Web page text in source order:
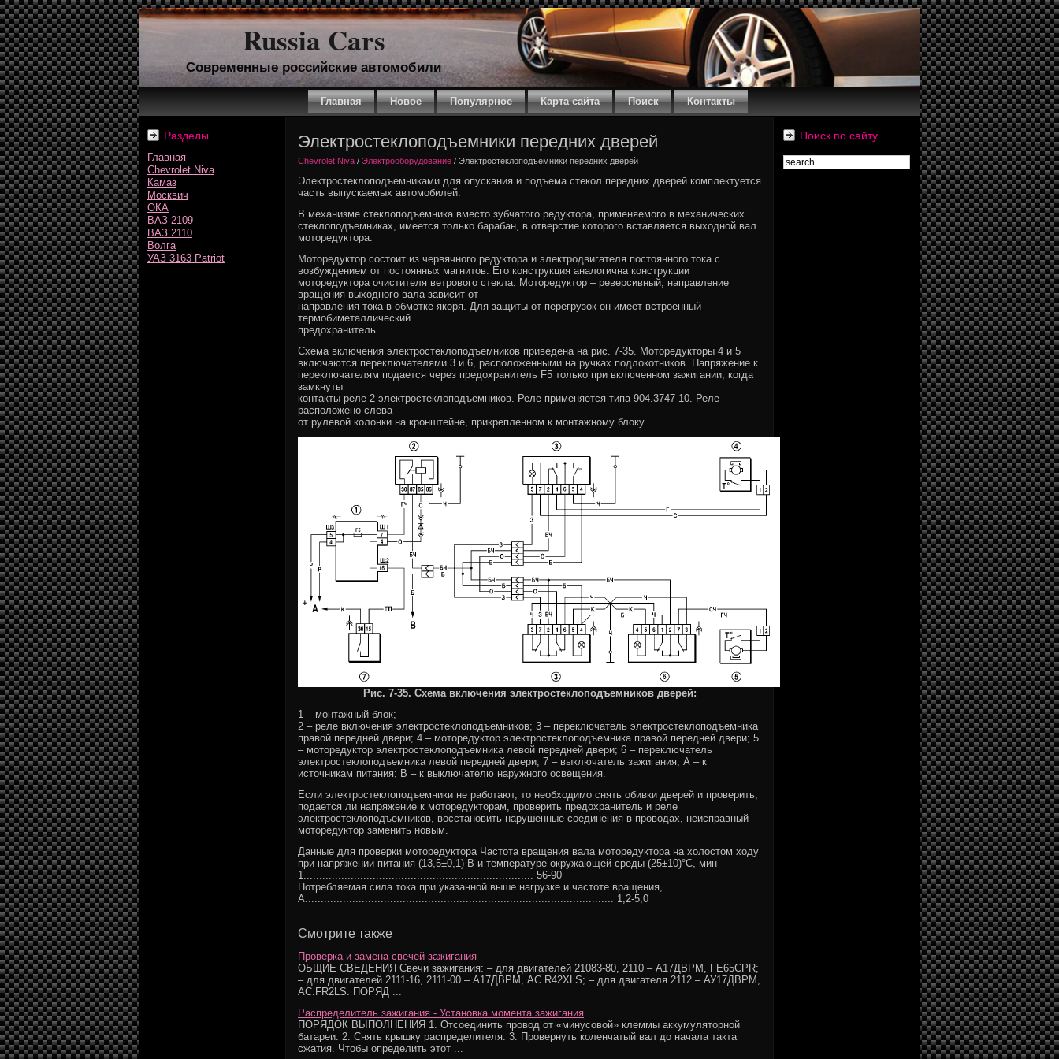
Russia Cars
Современные российские автомобили
Главная Новое Популярное Карта сайта Поиск Контакты
Разделы
Главная
Chevrolet Niva
Камаз
Москвич
ОКА
ВАЗ 2109
ВАЗ 2110
Волга
УАЗ 3163 Patriot
Электростеклоподъемники передних дверей
Chevrolet Niva / Электрооборудование / Электростеклоподъемники передних дверей
Электростеклоподъемниками для опускания и подъема стекол передних дверей комплектуется
часть выпускаемых автомобилей.
В механизме стеклоподъемника вместо зубчатого редуктора, применяемого в механических
стеклоподъемниках, имеется только барабан, в отверстие которого вставляется выходной вал
моторедуктора.
Моторедуктор состоит из червячного редуктора и электродвигателя постоянного тока с
возбуждением от постоянных магнитов. Его конструкция аналогична конструкции
моторедуктора очистителя ветрового стекла. Моторедуктор – реверсивный, направление
вращения выходного вала зависит от
направления тока в обмотке якоря. Для защиты от перегрузок он имеет встроенный
термобиметаллический
предохранитель.
Схема включения электростеклоподъемников приведена на рис. 7-35. Моторедукторы 4 и 5
включаются переключателями 3 и 6, расположенными на ручках подлокотников. Напряжение к
переключателям подается через предохранитель F5 только при включенном зажигании, когда
замкнуты
контакты реле 2 электростеклоподъемников. Реле применяется типа 904.3747-10. Реле
расположено слева
от рулевой колонки на кронштейне, прикрепленном к монтажному блоку.
Рис. 7-35. Схема включения электростеклоподъемников дверей:
1 – монтажный блок;
2 – реле включения электростеклоподъемников; 3 – переключатель электростеклоподъемника
правой передней двери; 4 – моторедуктор электростеклоподъемника правой передней двери; 5
– моторедуктор электростеклоподъемника левой передней двери; 6 – переключатель
электростеклоподъемника левой передней двери; 7 – выключатель зажигания; А – к
источникам питания; В – к выключателю наружного освещения.
Если электростеклоподъемники не работают, то необходимо снять обивки дверей и проверить,
подается ли напряжение к моторедукторам, проверить предохранитель и реле
электростеклоподъемников, восстановить нарушенные соединения в проводах, неисправный
моторедуктор заменить новым.
Данные для проверки моторедуктора Частота вращения вала моторедуктора на холостом ходу
при напряжении питания (13,5±0,1) В и температуре окружающей среды (25±10)°С, мин–
1......................................................................... 56-90
Потребляемая сила тока при указанной выше нагрузке и частоте вращения,
А.................................................................................................. 1,2-5,0
Смотрите также
Проверка и замена свечей зажигания
ОБЩИЕ СВЕДЕНИЯ Свечи зажигания: – для двигателей 21083-80, 2110 – А17ДВРМ, FE65CPR;
– для двигателей 2111-16, 2111-00 – А17ДВРМ, AC.R42XLS; – для двигателя 2112 – АУ17ДВРМ,
AC.FR2LS. ПОРЯД ...
Распределитель зажигания - Установка момента зажигания
ПОРЯДОК ВЫПОЛНЕНИЯ 1. Отсоединить провод от «минусовой» клеммы аккумуляторной
батареи. 2. Снять крышку распределителя. 3. Провернуть коленчатый вал до начала такта
сжатия. Чтобы определить этот ...
Поиск по сайту